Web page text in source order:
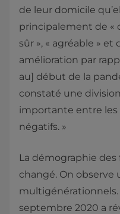
de leur domicile
principalement de «
sûr », « agréable » et
amélioration par
au] début de la
constaté une
importante entre
négatifs. »
La démographie
changé. On observe
septembre 2020 a